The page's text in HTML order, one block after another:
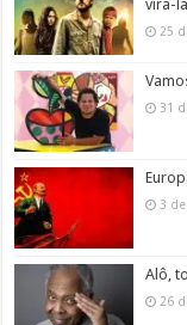
vira-
25
31
3
Alô,
26